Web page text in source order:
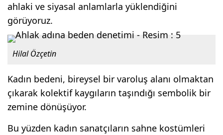
ahlaki ve siyasal anlamlarla yüklendiğini
görüyoruz.
Hilal Özçetin
Kadın bedeni, bireysel bir varoluş alanı olmaktan
çıkarak kolektif kaygıların taşındığı sembolik bir
zemine dönüşüyor.
Bu yüzden kadın sanatçıların sahne kostümleri